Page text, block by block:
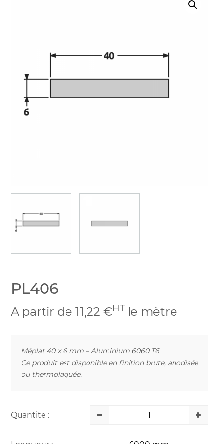
PL406
A partir de 11,22 €HT le mètre
Méplat 40 x 6 mm – Aluminium 6060 T6
Ce produit est disponible en finition brute, anodisée
ou thermolaquée.
Quantite :